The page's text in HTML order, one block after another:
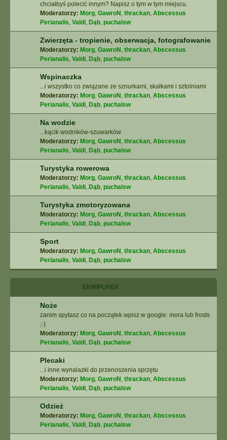
chciałbyś polecić innym? Napisz o tym w tym miejscu.
Moderatorzy: Morg, GawroN , thrackan, Abscessus
Perianalis, Valdi, Dąb, puchalsw
Zwierzęta - tropienie, obserwacja, fotografowanie
Moderatorzy: Morg, GawroN , thrackan, Abscessus
Perianalis, Valdi, Dąb, puchalsw
Wspinaczka
...i wszystko co związane ze sznurkami, skałkami i sztolniami
Moderatorzy: Morg, GawroN , thrackan, Abscessus
Perianalis, Valdi, Dąb, puchalsw
Na wodzie
...kącik wodników-szuwarków
Moderatorzy: Morg, GawroN , thrackan, Abscessus
Perianalis, Valdi, Dąb, puchalsw
Turystyka rowerowa
Moderatorzy: Morg, GawroN , thrackan, Abscessus
Perianalis, Valdi, Dąb, puchalsw
Turystyka zmotoryzowana
Moderatorzy: Morg, GawroN , thrackan, Abscessus
Perianalis, Valdi, Dąb, puchalsw
Sport
Moderatorzy: Morg, GawroN , thrackan, Abscessus
Perianalis, Valdi, Dąb, puchalsw
EKWIPUNEK
Noże
zanim spytasz co na początek wpisz w google: mora lub frosts
;-)
Moderatorzy: Morg, GawroN , thrackan, Abscessus
Perianalis, Valdi, Dąb, puchalsw
Plecaki
...i inne wynalazki do przenoszenia sprzętu
Moderatorzy: Morg, GawroN , thrackan, Abscessus
Perianalis, Valdi, Dąb, puchalsw
Odzież
Moderatorzy: Morg, GawroN , thrackan, Abscessus
Perianalis, Valdi, Dąb, puchalsw